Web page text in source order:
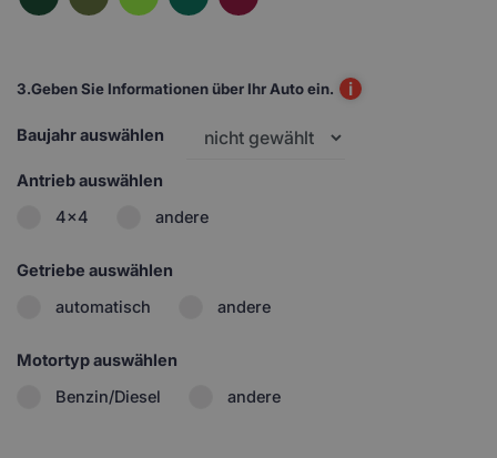
3.Geben Sie Informationen über Ihr Auto ein. i
Baujahr auswählen
Antrieb auswählen
4x4
andere
Getriebe auswählen
automatisch
andere
Motortyp auswählen
Benzin/Diesel
andere